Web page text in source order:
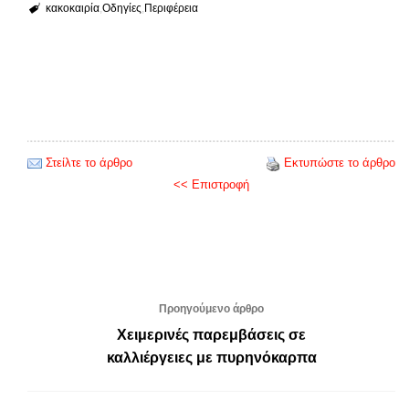
κακοκαιρία Οδηγίες Περιφέρεια
Στείλτε το άρθρο
Εκτυπώστε το άρθρο
<< Επιστροφή
Προηγούμενο άρθρο
Χειμερινές παρεμβάσεις σε
καλλιέργειες με πυρηνόκαρπα